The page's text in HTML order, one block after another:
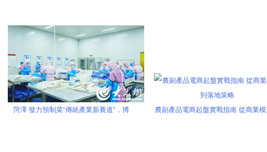
菏澤 發力預制菜“傳統產業新賽道”，博
農副產品電商起盤實戰指南 從商業模